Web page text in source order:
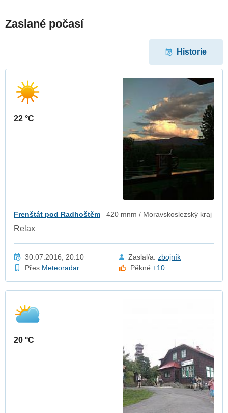
Zaslané počasí
Historie
22 °C
Frenštát pod Radhoštěm 420 mnm / Moravskoslezský kraj
Relax
30.07.2016, 20:10 Zaslal/a: zbojník
Přes Meteoradar Pěkné+10
20 °C